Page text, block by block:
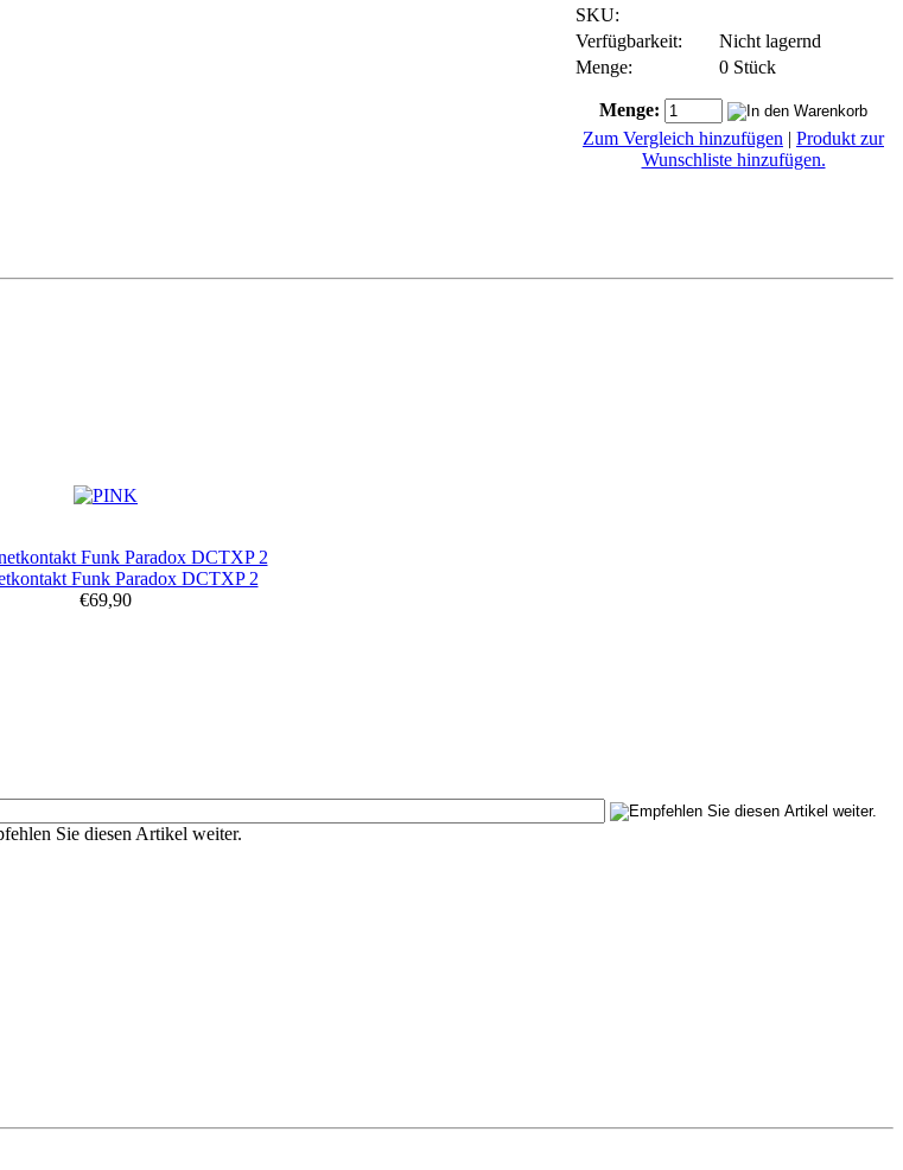
SKU:
Verfügbarkeit:
Nicht lagernd
Menge:
0 Stück
Menge:
Zum Vergleich hinzufügen | Produkt zur
Wunschliste hinzufügen.
Funk Paradox DCTXP 2
€69,90
Sie diesen Artikel weiter.